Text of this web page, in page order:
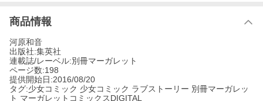
商品情報
河原和音
出版社:集英社
連載誌/レーベル:別冊マーガレット
ページ数:198
提供開始日:2016/08/20
タグ:少女コミック 少女コミック ラブストーリー 別冊マーガレッ
ト マーガレットコミックスDIGITAL